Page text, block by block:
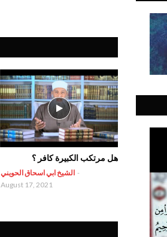
هل مرتكب الكبيرة كافر ؟
الشيخ ابي اسحاق الحويني -
August 17, 2021